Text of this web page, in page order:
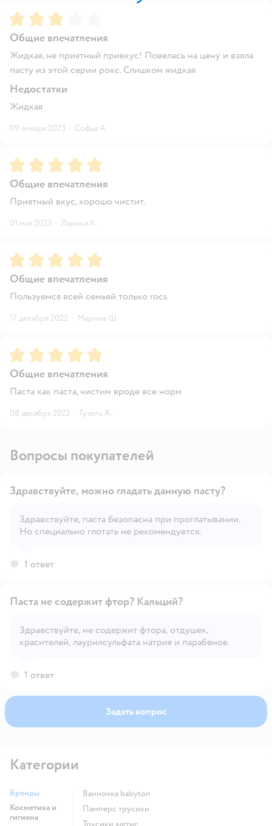
Рейтинг:3
Общие впечатления
Жидкая, не приятный привкус! Повелась на цену и взяла
пасту из этой серии рокс. Слишком жидкая
Недостатки
Жидкая
09 января 2023 · Софья А.
Рейтинг:5
Общие впечатления
Приятный вкус, хорошо чистит.
01 мая 2023 · Лариса К.
Рейтинг:5
Общие впечатления
Пользуемся всей семьей только rocs
17 декабря 2022 · Марина Ш.
Рейтинг:5
Общие впечатления
Паста как паста, чистим вроде все норм
08 декабря 2022 · Гузель А.
Вопросы покупателей
Открыть вопрос
Здравствуйте, можно гладать данную пасту?
Здравствуйте, паста безопасна при проглатывании.
Но специально глотать не рекомендуется.
1 ответ
Открыть вопрос
Паста не содержит фтор? Кальций?
Здравствуйте, не содержит фтора, отдушек,
красителей, лаурилсульфата натрия и парабенов.
1 ответ
Задать вопрос
Категории
Бренды
Косметика и
гигиена
ванночка babyton
памперс трусики
трусики хаггис